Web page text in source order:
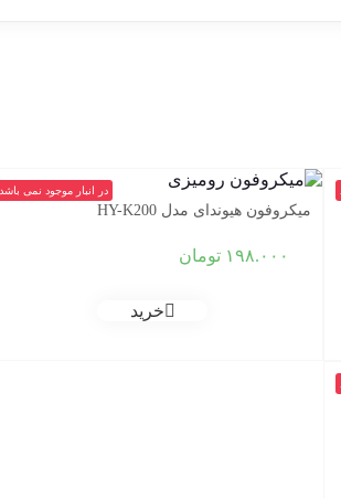
در انبار موجود نمی باشد
میکروفون هیوندای مدل HY-K200
۱۹۸.۰۰۰ تومان
خرید